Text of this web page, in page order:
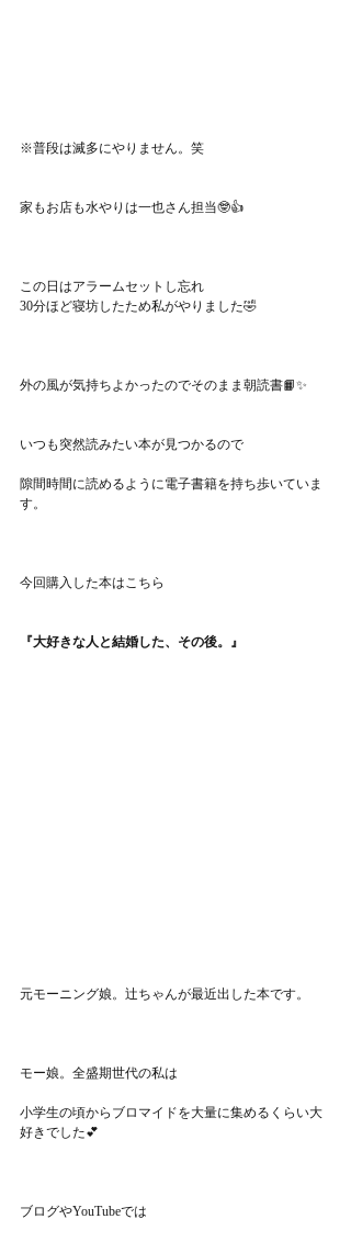
※普段は滅多にやりません。笑
家もお店も水やりは一也さん担当🤓👍
この日はアラームセットし忘れ
30分ほど寝坊したため私がやりました🤣
外の風が気持ちよかったのでそのまま朝読書📙✨
いつも突然読みたい本が見つかるので
隙間時間に読めるように電子書籍を持ち歩いていま
す。
今回購入した本はこちら
『大好きな人と結婚した、その後。』
元モーニング娘。辻ちゃんが最近出した本です。
モー娘。全盛期世代の私は
小学生の頃からブロマイドを大量に集めるくらい大
好きでした💕
ブログやYouTubeでは